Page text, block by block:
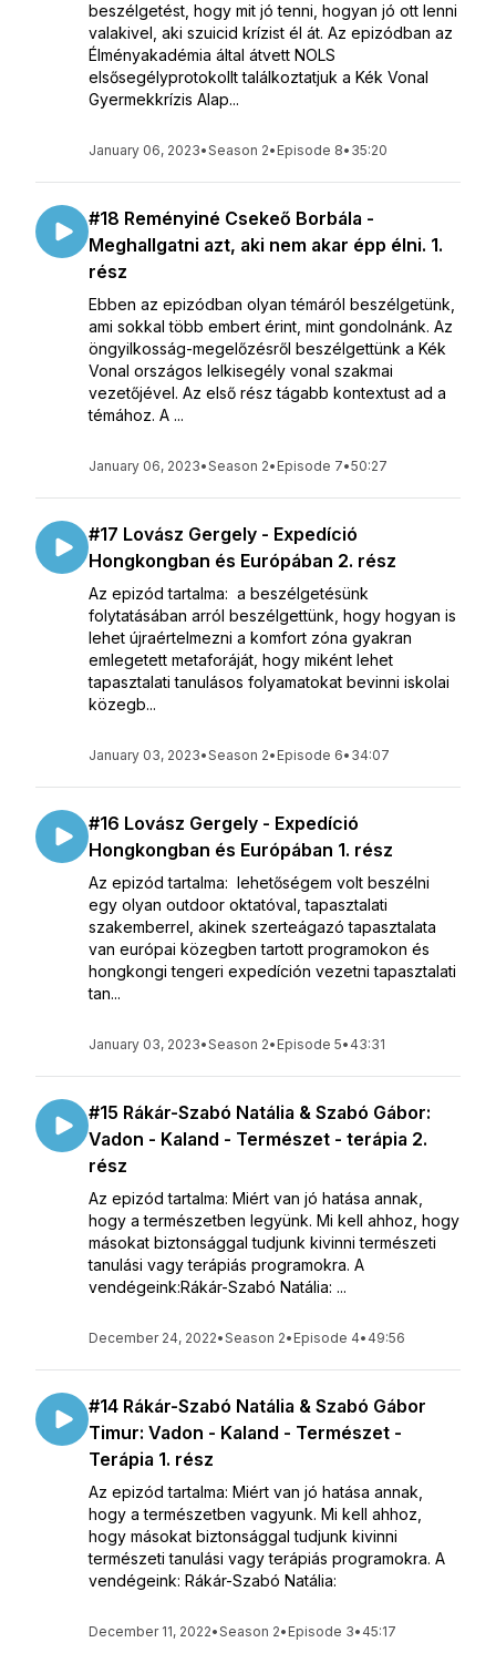
beszélgetést, hogy mit jó tenni, hogyan jó ott lenni
valakivel, aki szuicid krízist él át. Az epizódban az
Élményakadémia által átvett NOLS
elsősegélyprotokollt találkoztatjuk a Kék Vonal
Gyermekkrízis Alap...
January 06, 2023•Season 2• Episode 8• 35:20
#18 Reményiné Csekeő Borbála -
Meghallgatni azt, aki nem akar épp élni. 1.
rész
Ebben az epizódban olyan témáról beszélgetünk,
ami sokkal több embert érint, mint gondolnánk. Az
öngyilkosság-megelőzésről beszélgettünk a Kék
Vonal országos lelkisegély vonal szakmai
vezetőjével. Az első rész tágabb kontextust ad a
témához. A ...
January 06, 2023•Season 2• Episode 7•50:27
#17 Lovász Gergely - Expedíció
Hongkongban és Európában 2. rész
Az epizód tartalma: a beszélgetésünk
folytatásában arról beszélgettünk, hogy hogyan is
lehet újraértelmezni a komfort zóna gyakran
emlegetett metaforáját, hogy miként lehet
tapasztalati tanulásos folyamatokat bevinni iskolai
közegb...
January 03, 2023•Season 2• Episode 6• 34:07
#16 Lovász Gergely - Expedíció
Hongkongban és Európában 1. rész
Az epizód tartalma: lehetőségem volt beszélni
egy olyan outdoor oktatóval, tapasztalati
szakemberrel, akinek szerteágazó tapasztalata
van európai közegben tartott programokon és
hongkongi tengeri expedíción vezetni tapasztalati
tan...
January 03, 2023•Season 2• Episode 5• 43:31
#15 Rákár-Szabó Natália & Szabó Gábor:
Vadon - Kaland - Természet - terápia 2.
rész
Az epizód tartalma: Miért van jó hatása annak,
hogy a természetben legyünk. Mi kell ahhoz, hogy
másokat biztonsággal tudjunk kivinni természeti
tanulási vagy terápiás programokra. A
vendégeink:Rákár-Szabó Natália: ...
December 24, 2022•Season 2• Episode 4• 49:56
#14 Rákár-Szabó Natália & Szabó Gábor
Timur: Vadon - Kaland - Természet -
Terápia 1. rész
Az epizód tartalma: Miért van jó hatása annak,
hogy a természetben vagyunk. Mi kell ahhoz,
hogy másokat biztonsággal tudjunk kivinni
természeti tanulási vagy terápiás programokra. A
vendégeink: Rákár-Szabó Natália:
December 11, 2022•Season 2• Episode 3• 45:17